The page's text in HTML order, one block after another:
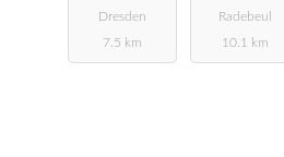
ft mbH
Dresden
7.5 km
üfungsgesells
chaft
Radebeul
10.1 km